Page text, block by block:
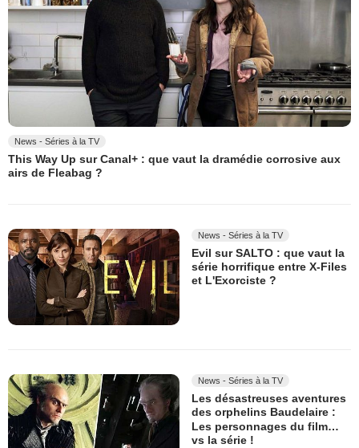
News - Séries à la TV
This Way Up sur Canal+ : que vaut la dramédie corrosive aux
airs de Fleabag ?
News - Séries à la TV
Evil sur SALTO : que vaut la
série horrifique entre X-Files
et L'Exorciste ?
News - Séries à la TV
Les désastreuses aventures
des orphelins Baudelaire :
Les personnages du film…
vs la série !